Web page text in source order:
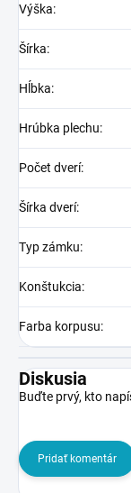
Výška:
Šírka:
Hĺbka:
Hrúbka plechu:
Počet dverí:
Šírka dverí:
Typ zámku:
Konštukcia:
Farba korpusu:
Diskusia
Buďte prvý, kto
Pridať komentár